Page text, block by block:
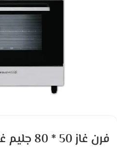
فرن غاز 50 * 80 جليم غاز امان تام – ستيل